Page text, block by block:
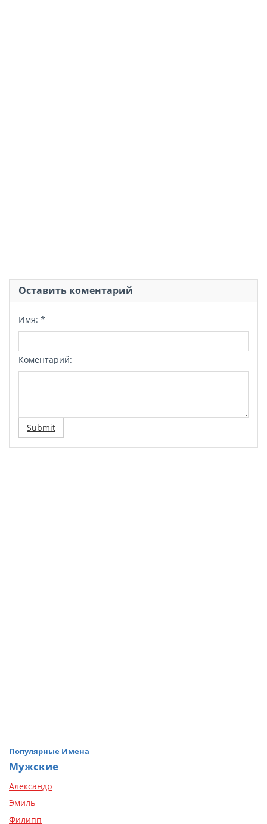
Оставить коментарий
Имя: *
Коментарий:
Submit
Популярные Имена
Мужские
Александр
Эмиль
Филипп